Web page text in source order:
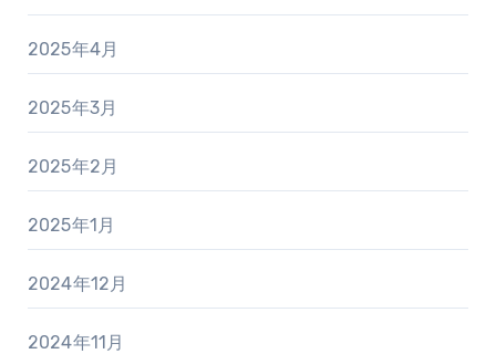
2025年4月
2025年3月
2025年2月
2025年1月
2024年12月
2024年11月